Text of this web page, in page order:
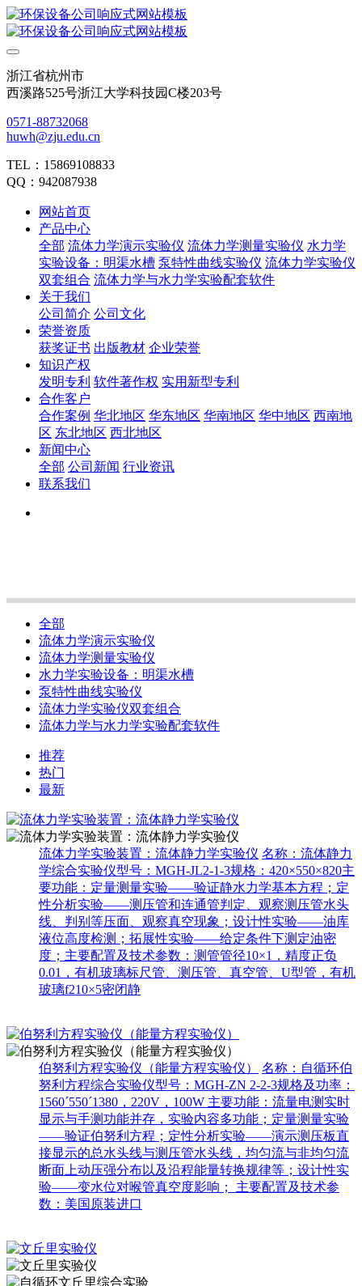
浙江省杭州市
西溪路525号浙江大学科技园C楼203号
0571-88732068
huwh@zju.edu.cn
TEL：15869108833
QQ：942087938
网站首页
产品中心
全部 流体力学演示实验仪 流体力学测量实验仪 水力学
实验设备：明渠水槽 泵特性曲线实验仪 流体力学实验仪
双套组合 流体力学与水力学实验配套软件
关于我们
公司简介 公司文化
荣誉资质
获奖证书 出版教材 企业荣誉
知识产权
发明专利 软件著作权 实用新型专利
合作客户
合作案例 华北地区 华东地区 华南地区 华中地区 西南地
区 东北地区 西北地区
新闻中心
全部 公司新闻 行业资讯
联系我们
全部
流体力学演示实验仪
流体力学测量实验仪
水力学实验设备：明渠水槽
泵特性曲线实验仪
流体力学实验仪双套组合
流体力学与水力学实验配套软件
推荐
热门
最新
流体力学实验装置：流体静力学实验仪 名称：流体静力
学综合实验仪型号：MGH-JL2-1-3规格：420×550×820主
要功能：定量测量实验——验证静水力学基本方程；定
性分析实验——测压管和连通管判定、观察测压管水头
线、判别等压面、观察真空现象；设计性实验——油库
液位高度检测；拓展性实验——给定条件下测定油密
度；主要配置及技术参数：测管管径10×1，精度正负
0.01，有机玻璃标尺管、测压管、真空管、U型管，有机
玻璃f210×5密闭静
伯努利方程实验仪（能量方程实验仪）
名称：自循环伯
努利方程综合实验仪型号：MGH-ZN 2-2-3规格及功率：
1560´550´1380，220V，100W 主要功能：流量电测实时
显示与手测功能并存，实验内容多功能；定量测量实验
——验证伯努利方程；定性分析实验——演示测压板直
接显示的总水头线与测压管水头线，均匀流与非均匀流
断面上动压强分布以及沿程能量转换规律等；设计性实
验——变水位对喉管真空度影响； 主要配置及技术参
数：美国原装进口